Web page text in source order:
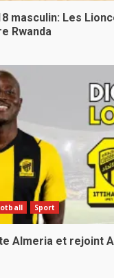
masculin: Les
Rwanda
Sport
Almeria et rejoint